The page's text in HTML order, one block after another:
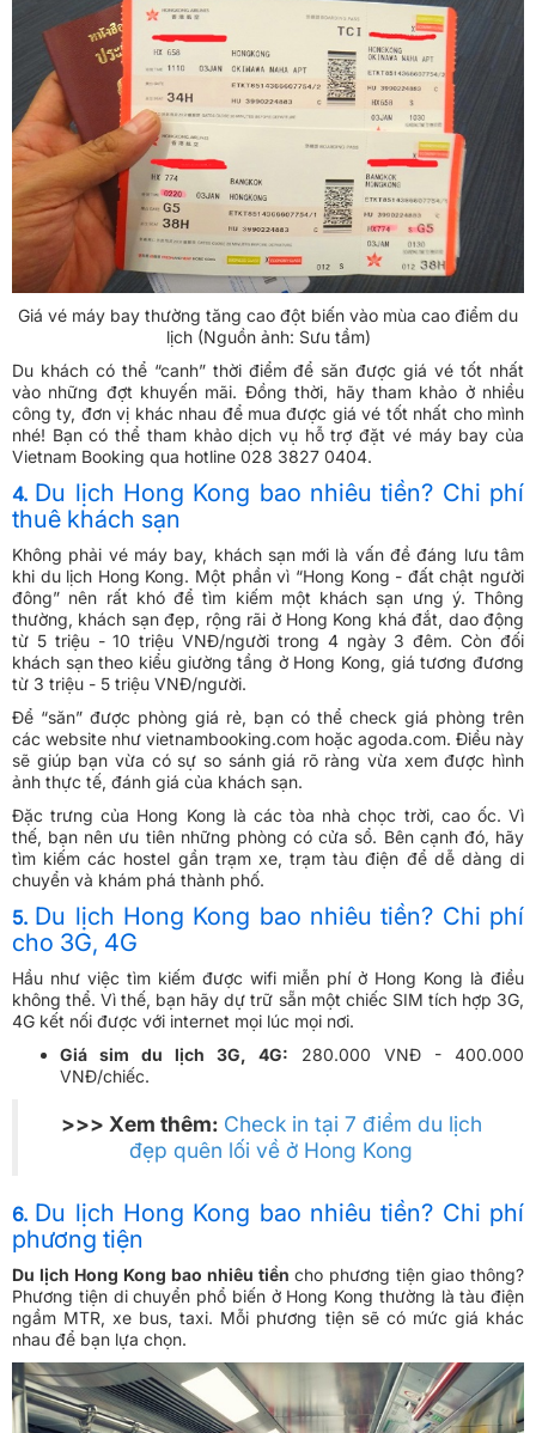
Giá vé máy bay thường tăng cao đột biến vào mùa cao điểm du
lịch (Nguồn ảnh: Sưu tầm)
Du khách có thể “canh” thời điểm để săn được giá vé tốt nhất
vào những đợt khuyến mãi. Đồng thời, hãy tham khảo ở nhiều
công ty, đơn vị khác nhau để mua được giá vé tốt nhất cho mình
nhé! Bạn có thể tham khảo dịch vụ hỗ trợ đặt vé máy bay của
Vietnam Booking qua hotline 028 3827 0404.
4. Du lịch Hong Kong bao nhiêu tiền? Chi phí
thuê khách sạn
Không phải vé máy bay, khách sạn mới là vấn đề đáng lưu tâm
khi du lịch Hong Kong. Một phần vì “Hong Kong - đất chật người
đông” nên rất khó để tìm kiếm một khách sạn ưng ý. Thông
thường, khách sạn đẹp, rộng rãi ở Hong Kong khá đắt, dao động
từ 5 triệu - 10 triệu VNĐ/người trong 4 ngày 3 đêm. Còn đối
khách sạn theo kiểu giường tầng ở Hong Kong, giá tương đương
từ 3 triệu - 5 triệu VNĐ/người.
Để “săn” được phòng giá rẻ, bạn có thể check giá phòng trên
các website như vietnambooking.com hoặc agoda.com. Điều này
sẽ giúp bạn vừa có sự so sánh giá rõ ràng vừa xem được hình
ảnh thực tế, đánh giá của khách sạn.
Đặc trưng của Hong Kong là các tòa nhà chọc trời, cao ốc. Vì
thế, bạn nên ưu tiên những phòng có cửa sổ. Bên cạnh đó, hãy
tìm kiếm các hostel gần trạm xe, trạm tàu điện để dễ dàng di
chuyển và khám phá thành phố.
5. Du lịch Hong Kong bao nhiêu tiền? Chi phí
cho 3G, 4G
Hầu như việc tìm kiếm được wifi miễn phí ở Hong Kong là điều
không thể. Vì thế, bạn hãy dự trữ sẵn một chiếc SIM tích hợp 3G,
4G kết nối được với internet mọi lúc mọi nơi.
Giá sim du lịch 3G, 4G: 280.000 VNĐ - 400.000
VNĐ/chiếc.
>>> Xem thêm: Check in tại 7 điểm du lịch
đẹp quên lối về ở Hong Kong
6. Du lịch Hong Kong bao nhiêu tiền? Chi phí
phương tiện
Du lịch Hong Kong bao nhiêu tiền cho phương tiện giao thông?
Phương tiện di chuyển phổ biến ở Hong Kong thường là tàu điện
ngầm MTR, xe bus, taxi. Mỗi phương tiện sẽ có mức giá khác
nhau để bạn lựa chọn.